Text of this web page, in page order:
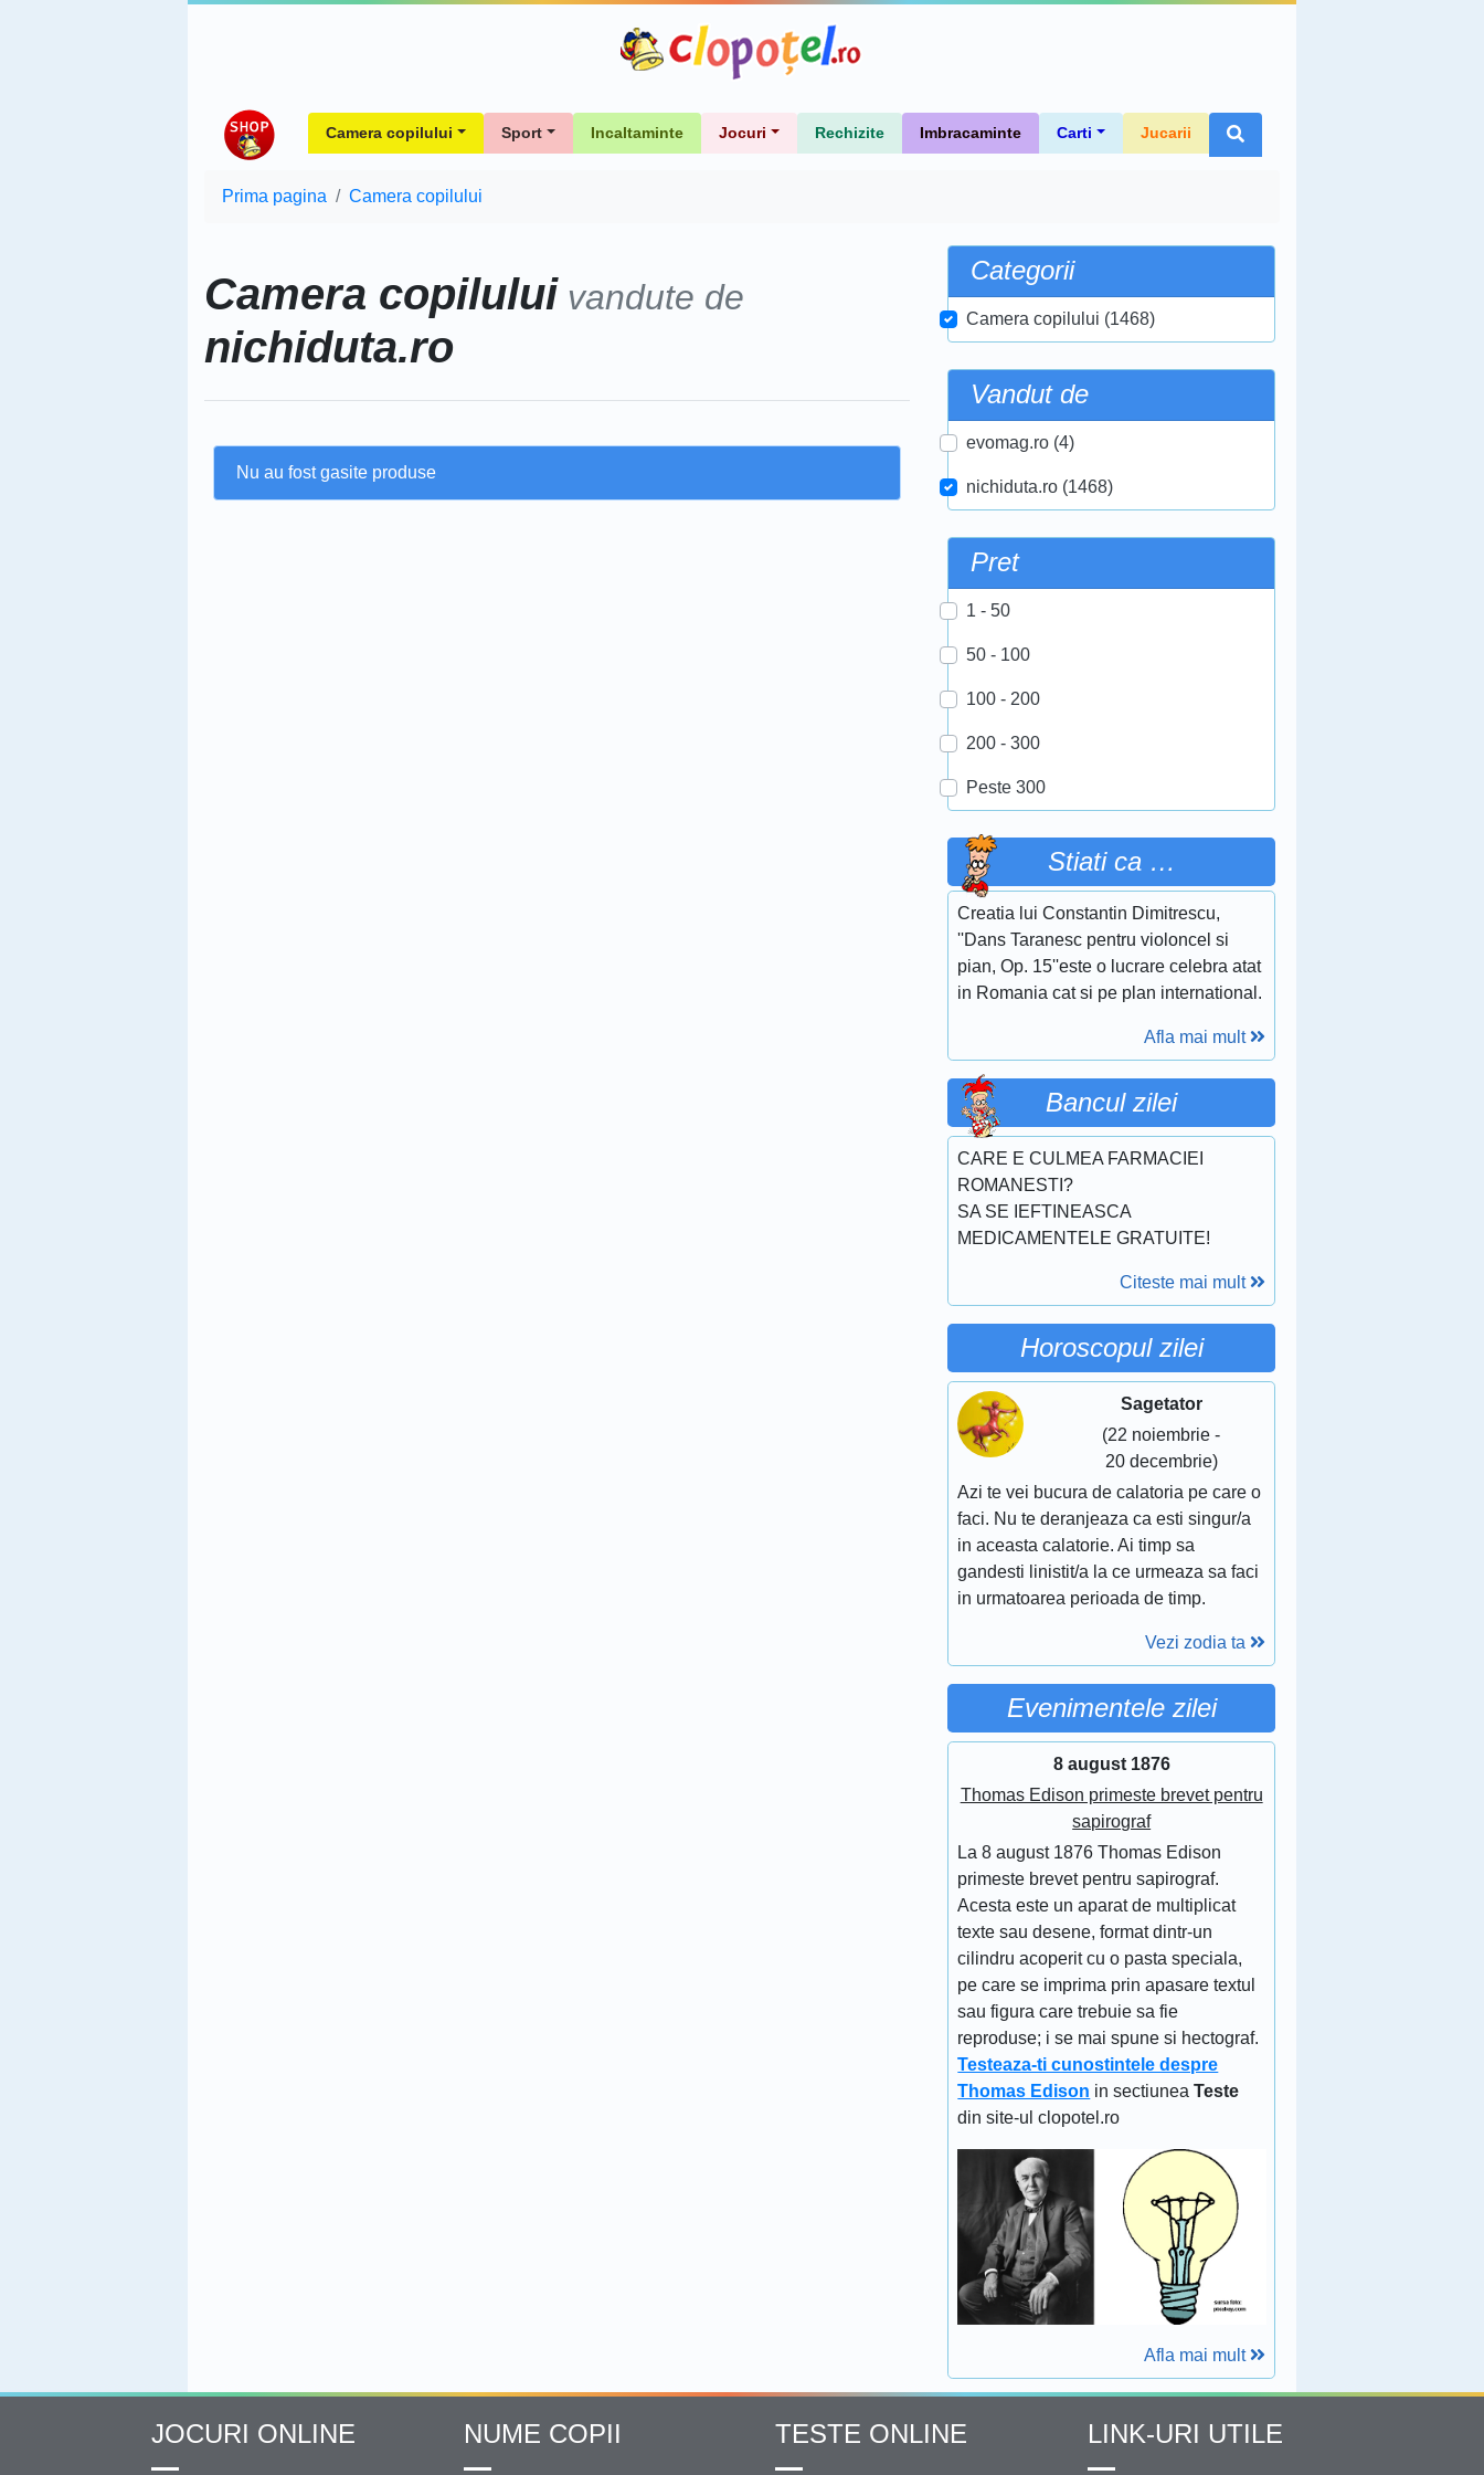
Camera copilului Sport Incaltaminte Jocuri Rechizite Imbracaminte Carti Jucarii
Prima pagina Camera copilului
Camera copilului vandute de
nichiduta.ro
Nu au fost gasite produse
Categorii
Camera copilului (1468)
Vandut de
evomag.ro (4)
nichiduta.ro (1468)
Pret
1 - 50
50 - 100
100 - 200
200 - 300
Peste 300
Stiati ca …
Creatia lui Constantin Dimitrescu,
''Dans Taranesc pentru violoncel si
pian, Op. 15''este o lucrare celebra atat
in Romania cat si pe plan international.
Afla mai mult
Bancul zilei
CARE E CULMEA FARMACIEI
ROMANESTI?
SA SE IEFTINEASCA
MEDICAMENTELE GRATUITE!
Citeste mai mult
Horoscopul zilei
Sagetator
(22 noiembrie -
20 decembrie)
Azi te vei bucura de calatoria pe care o
faci. Nu te deranjeaza ca esti singur/a
in aceasta calatorie. Ai timp sa
gandesti linistit/a la ce urmeaza sa faci
in urmatoarea perioada de timp.
Vezi zodia ta
Evenimentele zilei
8 august 1876
Thomas Edison primeste brevet pentru
sapirograf
La 8 august 1876 Thomas Edison
primeste brevet pentru sapirograf.
Acesta este un aparat de multiplicat
texte sau desene, format dintr-un
cilindru acoperit cu o pasta speciala,
pe care se imprima prin apasare textul
sau figura care trebuie sa fie
reproduse; i se mai spune si hectograf.
Testeaza-ti cunostintele despre
Thomas Edison in sectiuneaTeste
din site-ul clopotel.ro
Afla mai mult
JOCURI ONLINE NUME COPII TESTE ONLINE LINK-URI UTILE